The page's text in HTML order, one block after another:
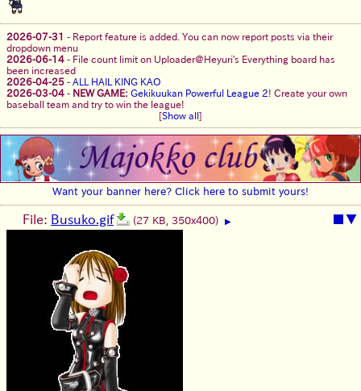
2026-07-31 - Report feature is added. You can now report posts via their
dropdown menu
2026-06-14 - File count limit on Uploader@Heyuri's Everything board has
been increased
2026-04-25 - ALL HAIL KING KAO
2026-03-04 - NEW GAME: Gekikuukan Powerful League 2! Create your own
baseball team and try to win the league!
[Show all ]
Want your banner here? Click here to submit yours!
▼
File: Busuko.gif (27 KB, 350x400) ▶